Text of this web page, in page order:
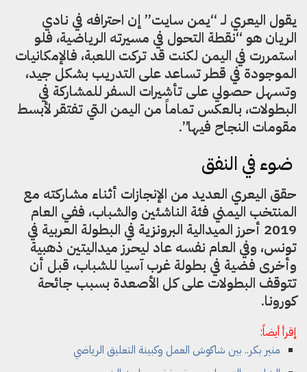
يقول اليعري لـ “يمن سايت” إن احترافه في نادي
الريان هو “نقطة التحول في مسيرته الرياضية، فلو
استمررت في اليمن لكنت قد تركت اللعبة، فالإمكانيات
الموجودة في قطر تساعد على التدريب بشكل جيد،
وتسهل حصولي على تأشيرات السفر للمشاركة في
البطولات، بالعكس تماماً من اليمن التي تفتقر لأبسط
مقومات النجاح فيها”.
ضوء في النفق
حقق اليعري العديد من الإنجازات أثناء مشاركته مع
المنتخب اليمني فئة الناشئين والشباب، ففي العام
2019 أحرز الميدالية البرونزية في البطولة العربية في
تونس، وفي العام نفسه عاد ليحرز ميداليتين ذهبية
وأخرى فضية في بطولة غرب آسيا للشباب، قبل أن
تتوقف البطولات على كل الأصعدة بسبب جائحة
كورونا.
إقرأ أيضاً:
منير بكر.. بين شاكوش العمل وكبينة التعليق الرياضي